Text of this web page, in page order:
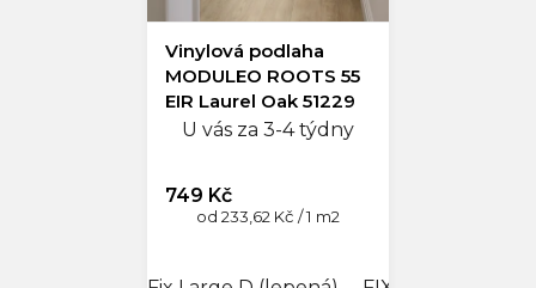
Vinylová podlaha
MODULEO ROOTS 55
EIR Laurel Oak 51229
U vás za 3-4 týdny
749 Kč
Měrná
od 233,62 Kč / 1 m2